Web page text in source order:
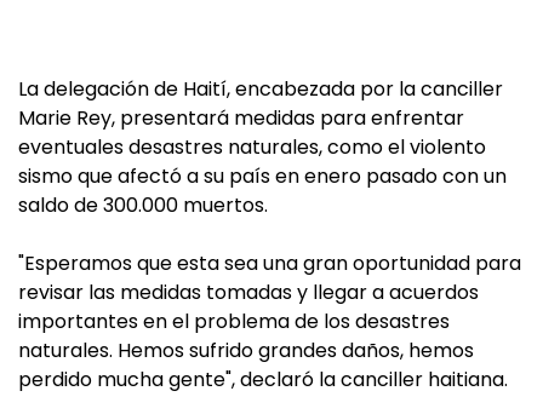
La delegación de Haití, encabezada por la canciller
Marie Rey, presentará medidas para enfrentar
eventuales desastres naturales, como el violento
sismo que afectó a su país en enero pasado con un
saldo de 300.000 muertos.
"Esperamos que esta sea una gran oportunidad para
revisar las medidas tomadas y llegar a acuerdos
importantes en el problema de los desastres
naturales. Hemos sufrido grandes daños, hemos
perdido mucha gente", declaró la canciller haitiana.